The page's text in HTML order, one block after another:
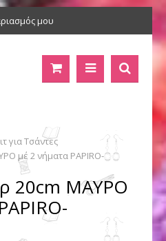
μου
για Τσάντες
μέ 2 νήματα PAPIRO-
20cm ΜΑΥΡΟ